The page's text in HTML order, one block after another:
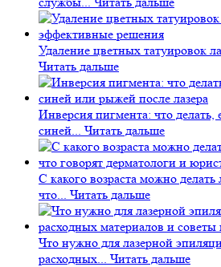
Удаление цветных татуировок
Читать дальше
Инверсия пигмента: что делать,
синей... Читать дальше
С какого возраста можно
что... Читать дальше
Что нужно для лазерной
расходных... Читать дальше